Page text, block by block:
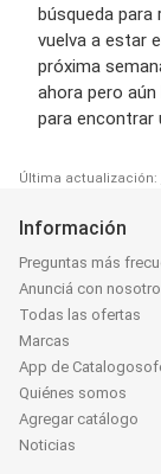
búsqueda para
vuelva a estar
próxima
ahora pero
para encontrar
Última actualización:
Información
Preguntas más
Anunciá con
Todas las ofertas
Marcas
App de
Quiénes somos
Agregar catálogo
Noticias